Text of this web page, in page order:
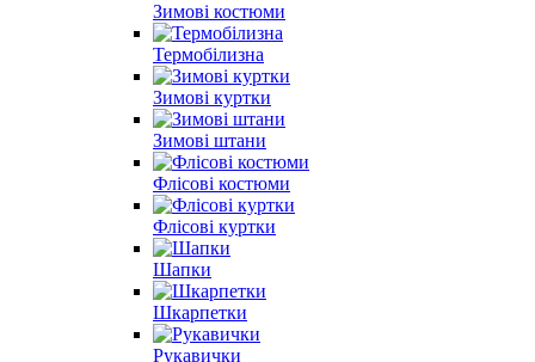
Зимові костюми
Термобілизна
Зимові куртки
Зимові штани
Флісові костюми
Флісові куртки
Шапки
Шкарпетки
Рукавички